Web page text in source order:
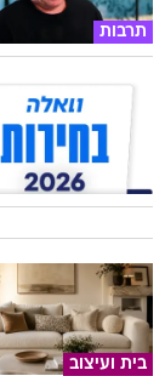
תרבות
בית ועיצוב